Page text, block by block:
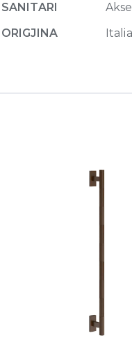
SANITARI
ORIGJINA
Italia